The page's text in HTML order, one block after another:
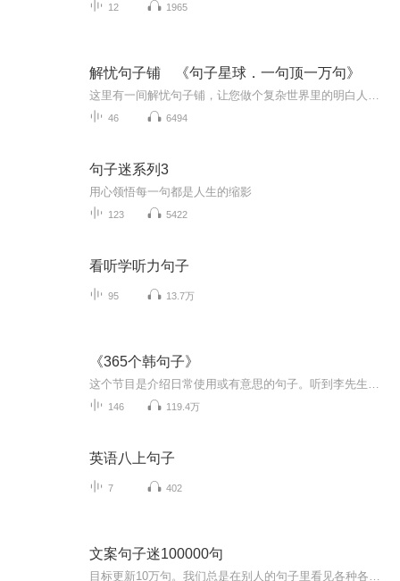
12 1965
解忧句子铺 《句子星球．一句顶一万句》
46 6494
句子迷系列3
用心领悟每一句都是人生的缩影
123 5422
看听学听力句子
95 13.7万
《365个韩句子》
146 119.4万
英语八上句子
7 402
文案句子迷100000句